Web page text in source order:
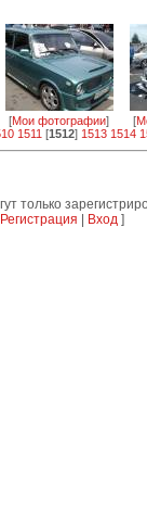
[Мои фотографии] [
1511 [1512] 1513 1514
только
Регистрация Вход]